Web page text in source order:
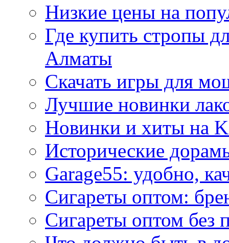
Низкие цены на
Где купить стропы
Алматы
Скачать игры для
Лучшие новинки
Новинки и хиты на
Исторические
Garage55: удобно,
Сигареты оптом:
Сигареты оптом без